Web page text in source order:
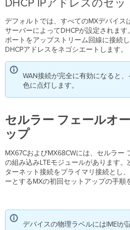
DHCP IPアドレスのセ
デフォルトでは、すべてのMXデバイス
サーバーによってDHCPが設定されます
ポートをアップストリーム回線に接続
DHCPアドレスをネゴシエートします。
WAN接続が完全に有効になると
色に点灯します。
セルラー フェールオ
ップ
MX67CおよびMX68CWには、セルラー
の組み込みLTEモジュールがあります
ターネット接続をプライマリ接続とし
ーとするMXの初回セットアップの手順
デバイスの物理ラベルにはIMEIが